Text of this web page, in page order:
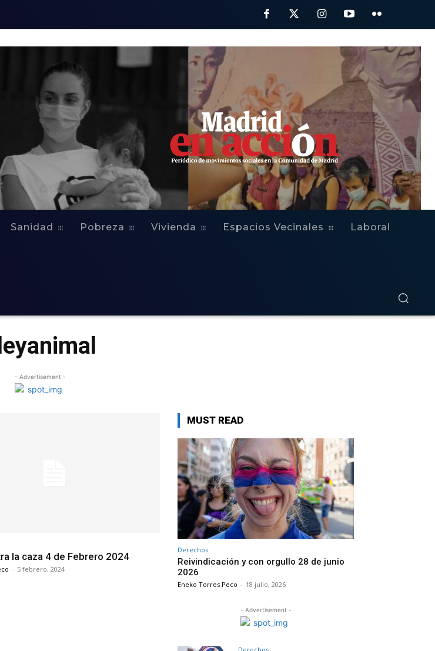
Sanidad Pobreza Vivienda Espacios Vecinales Laboral
- Advertisement -
la caza 4 de Febrero 2024
- 5 febrero, 2024
MUST READ
Derechos
Reivindicación y con orgullo 28 de junio
2026
Eneko Torres Peco - 18 julio, 2026
- Advertisement -